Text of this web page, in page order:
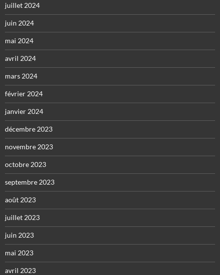
juillet 2024
juin 2024
mai 2024
avril 2024
mars 2024
février 2024
janvier 2024
décembre 2023
novembre 2023
octobre 2023
septembre 2023
août 2023
juillet 2023
juin 2023
mai 2023
avril 2023